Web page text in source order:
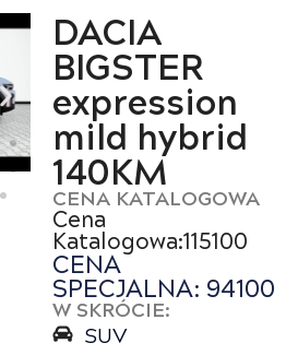
DACIA
BIGSTER
expression
mild hybrid
140KM
CENA KATALOGOWA
Cena
Katalogowa:115100
CENA
SPECJALNA: 94100
W SKRÓCIE:
SUV